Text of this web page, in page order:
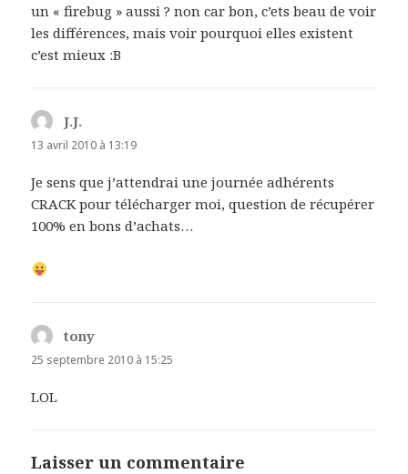
un « firebug » aussi ? non car bon, c’ets beau de voir
les différences, mais voir pourquoi elles existent
c’est mieux :B
J.J.
13 avril 2010 à 13:19
Je sens que j’attendrai une journée adhérents
CRACK pour télécharger moi, question de récupérer
100% en bons d’achats…
tony
25 septembre 2010 à 15:25
LOL
Laisser un commentaire